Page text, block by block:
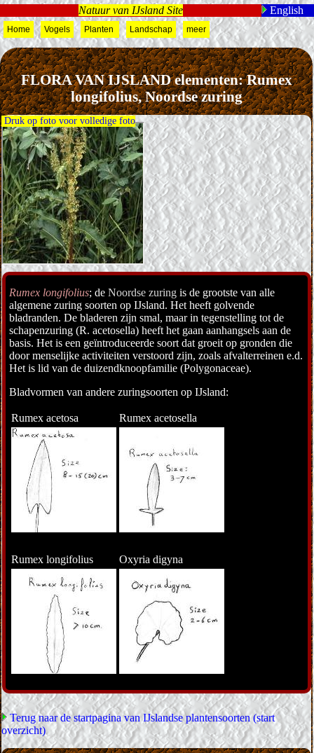
FLORA VAN IJSLAND elementen: Rumex
longifolius, Noordse zuring
Rumex longifolius; de Noordse zuring is de grootste van alle
algemene zuring soorten op IJsland. Het heeft golvende
bladranden. De bladeren zijn smal, maar in tegenstelling tot de
schapenzuring (R. acetosella) heeft het gaan aanhangsels aan de
basis. Het is een geïntroduceerde soort dat groeit op gronden die
door menselijke activiteiten verstoord zijn, zoals afvalterreinen e.d.
Het is lid van de duizendknoopfamilie (Polygonaceae).
Bladvormen van andere zuringsoorten op IJsland:
Rumex acetosa Rumex acetosella
Rumex longifolius Oxyria digyna
Terug naar de startpagina van IJslandse plantensoorten (start
overzicht)
Druk op foto voor volledige foto
Natuur van IJsland Site English
Home Vogels Planten Landschap meer